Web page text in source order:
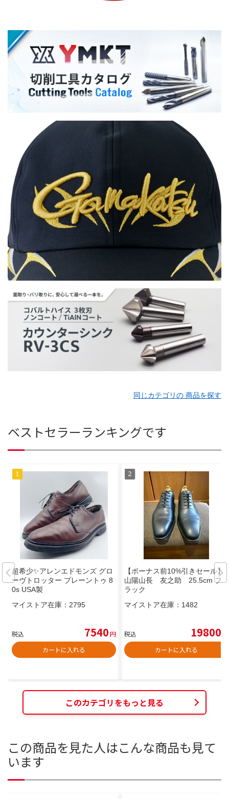
同じカテゴリの 商品を探す
ベストセラーランキングです
超希少✨アレンエドモンズ グロ
ーヴトロッター プレーントゥ 8
0s USA製
マイストア在庫： 2795
税込 7540円
カートに入れる
【ボーナス前10%引きセール】
山陽山長 友之助 25.5cm ブ
ラック
マイストア在庫： 1482
税込 19800
カートに入れる
このカテゴリをもっと見る
この商品を見た人はこんな商品も見て
います